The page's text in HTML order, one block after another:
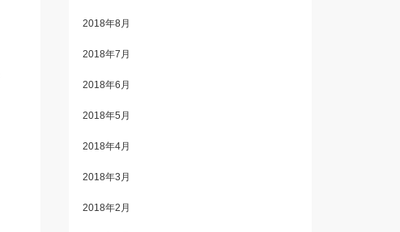
2018年8月
2018年7月
2018年6月
2018年5月
2018年4月
2018年3月
2018年2月